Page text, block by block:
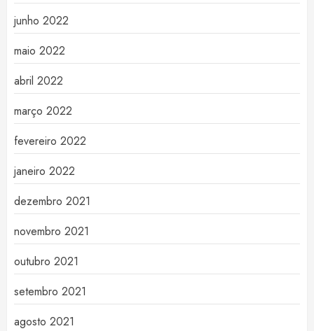
junho 2022
maio 2022
abril 2022
março 2022
fevereiro 2022
janeiro 2022
dezembro 2021
novembro 2021
outubro 2021
setembro 2021
agosto 2021